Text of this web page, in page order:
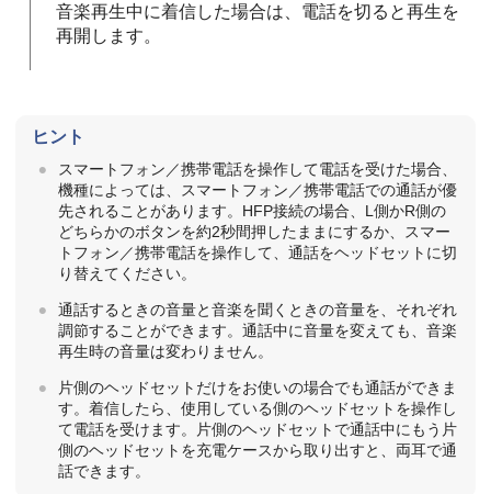
音楽再生中に着信した場合は、電話を切ると再生を
再開します。
ヒント
スマートフォン／携帯電話を操作して電話を受けた場合、
機種によっては、スマートフォン／携帯電話での通話が優
先されることがあります。 HFP接続の場合、L側かR側の
どちらかのボタンを約2秒間押したままにするか、スマー
トフォン／携帯電話を操作して、通話をヘッドセットに切
り替えてください。
通話するときの音量と音楽を聞くときの音量を、それぞれ
調節することができます。通話中に音量を変えても、音楽
再生時の音量は変わりません。
片側のヘッドセットだけをお使いの場合でも通話ができま
す。着信したら、使用している側のヘッドセットを操作し
て電話を受けます。片側のヘッドセットで通話中にもう片
側のヘッドセットを充電ケースから取り出すと、両耳で通
話できます。